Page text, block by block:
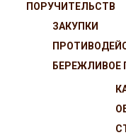
ПОРУЧИТЕЛЬСТВ
ЗАКУПКИ
БЕРЕЖЛИВОЕ